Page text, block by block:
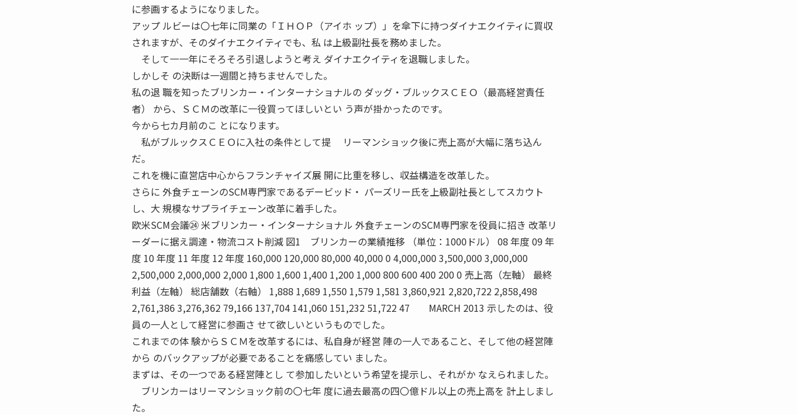
に参画するようになりました。
アップ ルビーは〇七年に同業の「ＩＨＯＰ（アイホ ップ）」を傘下に持つダイナエクイティに買収
されますが、そのダイナエクイティでも、私 は上級副社長を務めました。
そして一一年にそろそろ引退しようと考え ダイナエクイティを退職しました。
しかしそ の決断は一週間と持ちませんでした。
私の退 職を知ったブリンカー・インターナショナルの ダッグ・ブルックスＣＥＯ（最高経営責任
者） から、ＳＣＭの改革に一役買ってほしいとい う声が掛かったのです。
今から七カ月前のこ とになります。
私がブルックスＣＥＯに入社の条件として提 リーマンショック後に売上高が大幅に落ち込ん
だ。
これを機に直営店中心からフランチャイズ展 開に比重を移し、収益構造を改革した。
さらに 外食チェーンのSCM専門家であるデービッド・ パーズリー氏を上級副社長としてスカウト
し、大 規模なサプライチェーン改革に着手した。
欧米SCM会議㉔ 米ブリンカー・インターナショナル 外食チェーンのSCM専門家を役員に招き 改革リ
ーダーに据え調達・物流コスト削減 図1 ブリンカーの業績推移 （単位：1000ドル） 08 年度 09 年
度 10 年度 11 年度 12 年度 160,000 120,000 80,000 40,000 0 4,000,000 3,500,000 3,000,000
2,500,000 2,000,000 2,000 1,800 1,600 1,400 1,200 1,000 800 600 400 200 0 売上高（左軸） 最終
利益（左軸） 総店舗数（右軸） 1,888 1,689 1,550 1,579 1,581 3,860,921 2,820,722 2,858,498
2,761,386 3,276,362 79,166 137,704 141,060 151,232 51,722 47 MARCH 2013 示したのは、役
員の一人として経営に参画さ せて欲しいというものでした。
これまでの体 験からＳＣＭを改革するには、私自身が経営 陣の一人であること、そして他の経営陣
から のバックアップが必要であることを痛感してい ました。
まずは、その一つである経営陣とし て参加したいという希望を提示し、それがか なえられました。
ブリンカーはリーマンショック前の〇七年 度に過去最高の四〇億ドル以上の売上高を 計上しまし
た。